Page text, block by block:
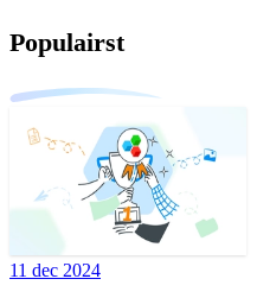
Populairst
11 dec 2024